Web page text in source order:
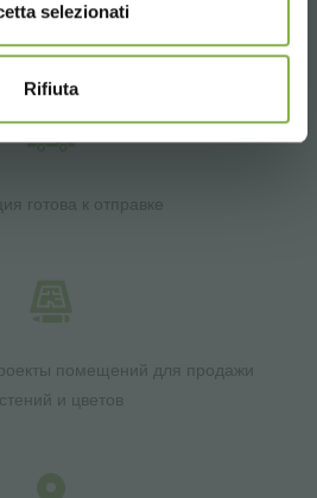
selezionati
Rifiuta
40 лет опыта
готова к отправке
помещений для продажи
и цветов